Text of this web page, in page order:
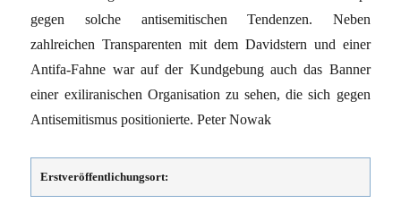
gegen solche antisemitischen Tendenzen. Neben
zahlreichen Transparenten mit dem Davidstern und einer
Antifa-Fahne war auf der Kundgebung auch das Banner
einer exiliranischen Organisation zu sehen, die sich gegen
Antisemitismus positionierte. Peter Nowak
Erstveröffentlichungsort: